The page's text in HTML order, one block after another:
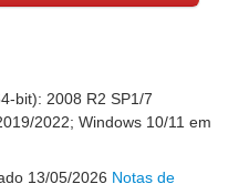
bit): 2008 R2 SP1/7
2022; Windows 10/11 em
13/05/2026 Notas de